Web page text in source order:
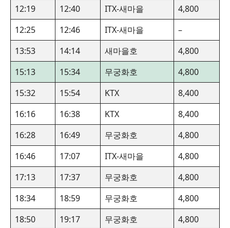
12:19
12:40 ITX-새마을
4,800
12:25
12:46 ITX-새마을
–
13:53
14:14 새마을호
4,800
15:13
15:34 무궁화호
4,800
15:32
15:54 KTX
8,400
16:16
16:38 KTX
8,400
16:28
16:49 무궁화호
4,800
16:46
17:07 ITX-새마을
4,800
17:13
17:37 무궁화호
4,800
18:34
18:59 무궁화호
4,800
18:50
19:17 무궁화호
4,800